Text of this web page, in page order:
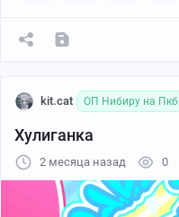
kit.cat ОП Нибиру на Пкб
Хулиганка
2 месяца назад 0